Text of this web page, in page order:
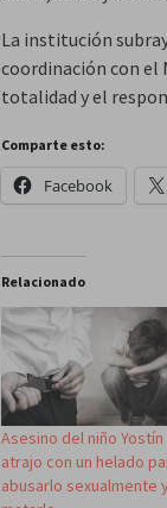
La institución
coordinación con el
totalidad y el
Comparte esto:
Facebook
Relacionado
Asesino del niño Yostín
atrajo con un helado
abusarlo sexualmente y